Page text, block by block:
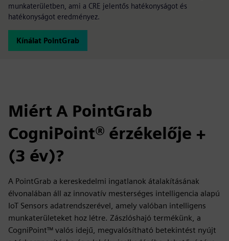
munkaterületben, ami a CRE jelentős hatékonyságot és
hatékonyságot eredményez.
Kínálat PointGrab
Miért A PointGrab
CogniPoint® érzékelője +
(3 év)?
A PointGrab a kereskedelmi ingatlanok átalakításának
élvonalában áll az innovatív mesterséges intelligencia alapú
IoT Sensors adatrendszerével, amely valóban intelligens
munkaterületeket hoz létre. Zászlóshajó termékünk, a
CogniPoint™ valós idejű, megvalósítható betekintést nyújt